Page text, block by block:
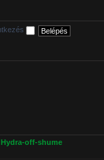
Hydra-off-shume